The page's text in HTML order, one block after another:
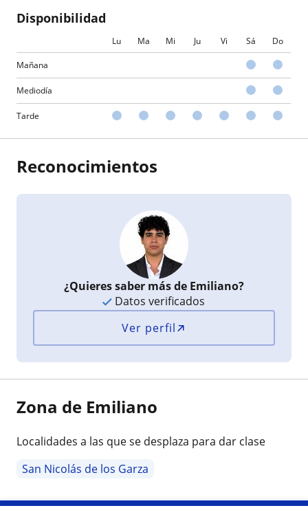
Disponibilidad
Lu Ma Mi Ju Vi Sá Do
Mañana
Mediodía
Tarde
Reconocimientos
¿Quieres saber más de Emiliano?
Datos verificados
Ver perfil
Zona de Emiliano
Localidades a las que se desplaza para dar clase
San Nicolás de los Garza